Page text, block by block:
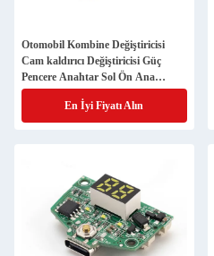
Otomobil Kombine Değiştiricisi
Cam kaldırıcı Değiştiricisi Güç
Pencere Anahtar Sol Ön Ana
Sürücü Düğmesi Montajı
En İyi Fiyatı Alın